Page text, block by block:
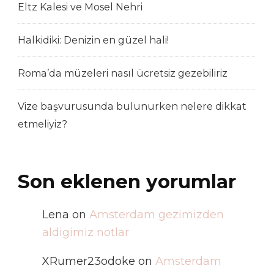
Eltz Kalesi ve Mosel Nehri
Halkidiki: Denizin en güzel hali!
Roma’da müzeleri nasıl ücretsiz gezebiliriz
Vize başvurusunda bulunurken nelere dikkat
etmeliyiz?
Son eklenen yorumlar
Lena on Amsterdam gezimizden
aldigimiz notlar
XRumer23odoke on Amsterdam